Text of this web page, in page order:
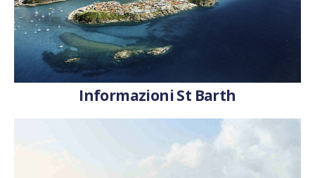
Informazioni St Barth